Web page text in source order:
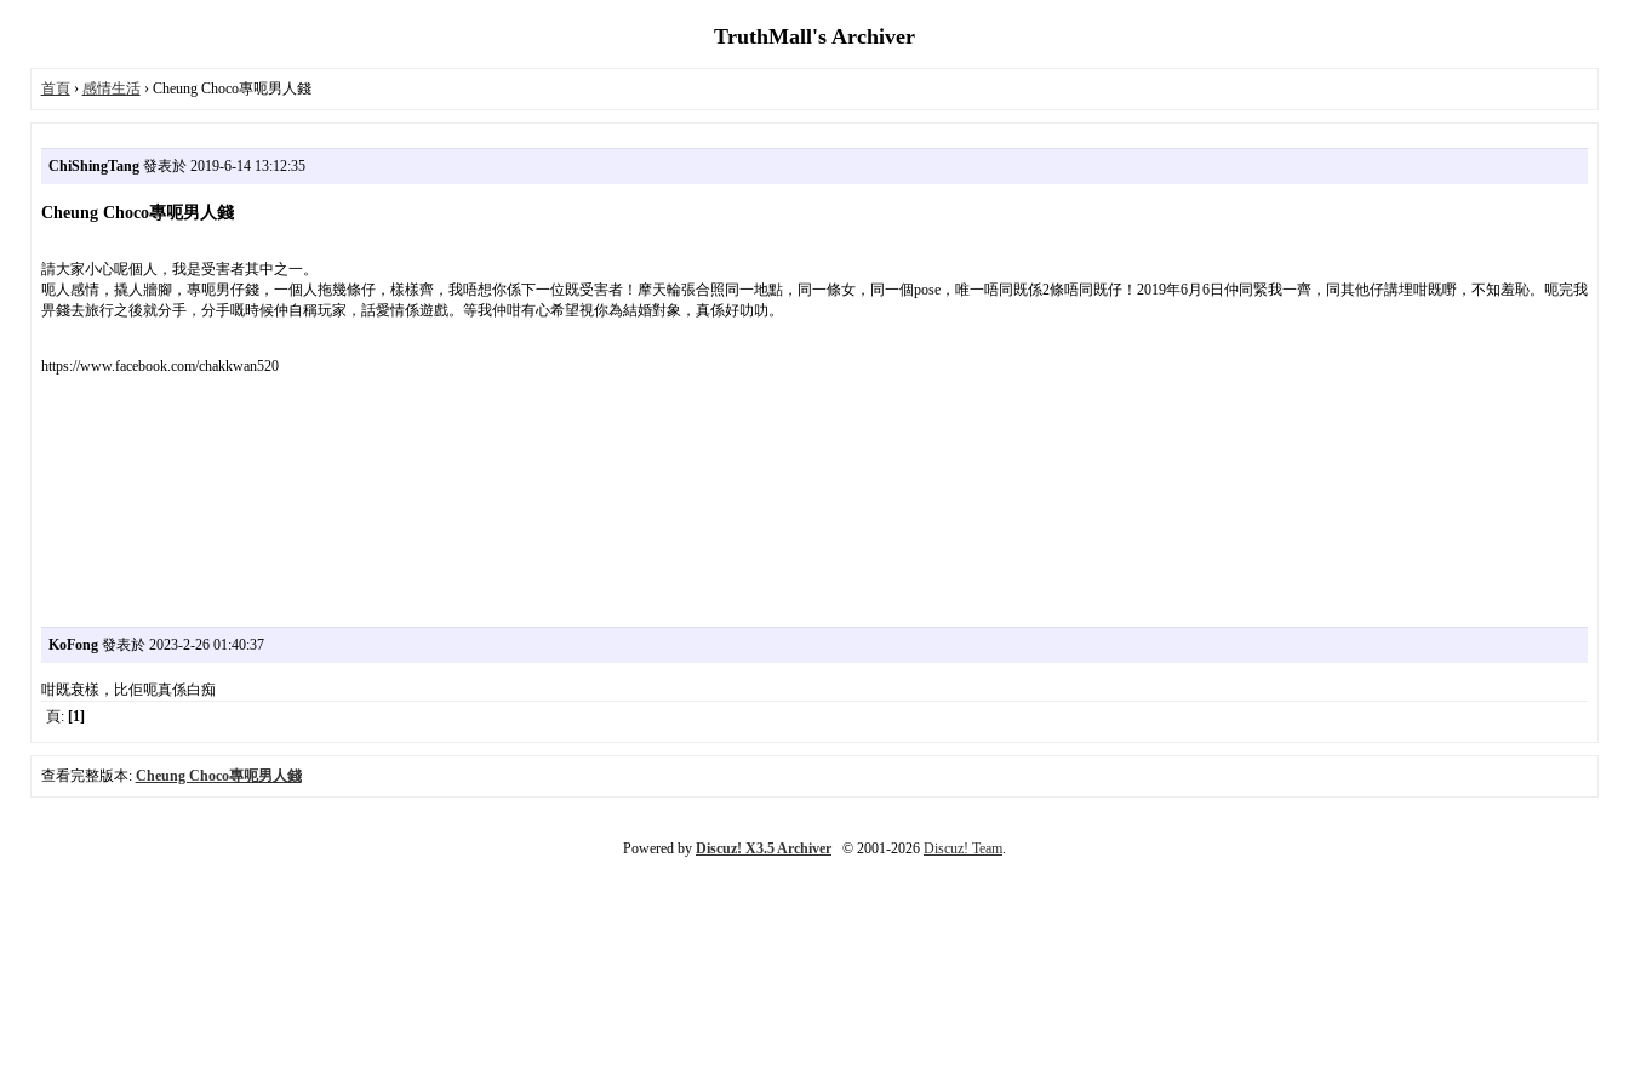
TruthMall's Archiver
首頁› 感情生活› Cheung Choco專呃男人錢
ChiShingTang發表於 2019-6-14 13:12:35
Cheung Choco專呃男人錢
請大家小心呢個人，我是受害者其中之一。
呃人感情，撬人牆腳，專呃男仔錢，一個人拖幾條仔，樣樣齊，我唔想你係下一位既受害者！摩天輪張合照同一地點，同一條女，同一個pose，唯一唔同既係2條唔同既仔！2019年6月6日仲同緊我一齊，同其他仔講埋咁既嘢，不知羞恥。呃完我
畀錢去旅行之後就分手，分手嘅時候仲自稱玩家，話愛情係遊戲。等我仲咁有心希望視你為結婚對象，真係好叻叻。
https://www.facebook.com/chakkwan520
KoFong發表於 2023-2-26 01:40:37
咁既衰樣，比佢呃真係白痴
頁: [1]
查看完整版本: Cheung Choco專呃男人錢
Powered by Discuz! X3.5 Archiver © 2001-2026 Discuz! Team.